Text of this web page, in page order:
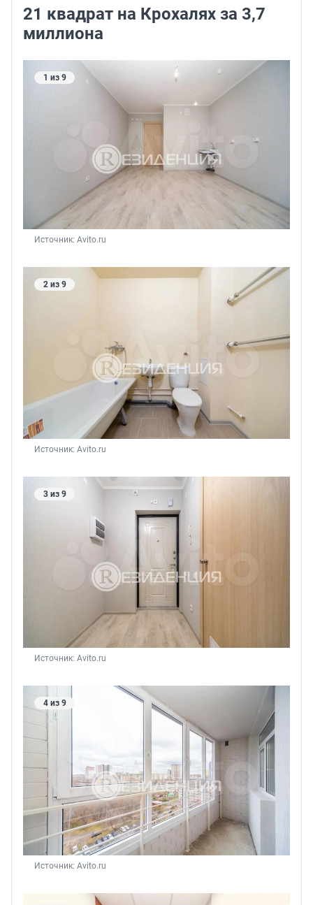
21 квадрат на Крохалях за 3,7
миллиона
1 из 9
Источник: Avito.ru
2 из 9
Источник: Avito.ru
3 из 9
Источник: Avito.ru
4 из 9
Источник: Avito.ru